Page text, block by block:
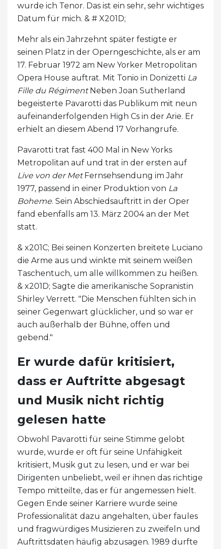
wurde ich Tenor. Das ist ein sehr, sehr wichtiges
Datum für mich. & # X201D;
Mehr als ein Jahrzehnt später festigte er
seinen Platz in der Operngeschichte, als er am
17. Februar 1972 am New Yorker Metropolitan
Opera House auftrat. Mit Tonio in Donizetti La
Fille du RégimentNeben Joan Sutherland
begeisterte Pavarotti das Publikum mit neun
aufeinanderfolgenden High Cs in der Arie. Er
erhielt an diesem Abend 17 Vorhangrufe.
Pavarotti trat fast 400 Mal in New Yorks
Metropolitan auf und trat in der ersten auf
Live von der MetFernsehsendung im Jahr
1977, passend in einer Produktion von La
Boheme. Sein Abschiedsauftritt in der Oper
fand ebenfalls am 13. März 2004 an der Met
statt.
& x201C; Bei seinen Konzerten breitete Luciano
die Arme aus und winkte mit seinem weißen
Taschentuch, um alle willkommen zu heißen.
& x201D; Sagte die amerikanische Sopranistin
Shirley Verrett. "Die Menschen fühlten sich in
seiner Gegenwart glücklicher, und so war er
auch außerhalb der Bühne, offen und
gebend."
Er wurde dafür kritisiert,
dass er Auftritte abgesagt
und Musik nicht richtig
gelesen hatte
Obwohl Pavarotti für seine Stimme gelobt
wurde, wurde er oft für seine Unfähigkeit
kritisiert, Musik gut zu lesen, und er war bei
Dirigenten unbeliebt, weil er ihnen das richtige
Tempo mitteilte, das er für angemessen hielt.
Gegen Ende seiner Karriere wurde seine
Professionalität dazu angehalten, über faules
und fragwürdiges Musizieren zu zweifeln und
Auftrittsdaten häufig abzusagen. 1989 durfte